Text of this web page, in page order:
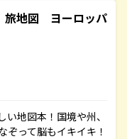
地図 ヨーロッパ
地図本！国境や州、
ぞって脳もイキイキ！